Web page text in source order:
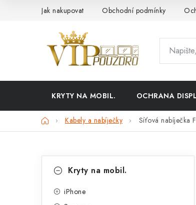
Jak nakupovat Obchodní podmínky
KRYTY NA MOBIL. OCHRANA
DomůKabely a nabíječky Síťová nabíječka
kategorieKryty na mobil.
iPhone